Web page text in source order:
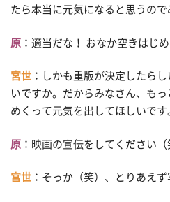
たら本当に元気になると思うので
原 ：適当だな！ おなか空きはじ
宮世 ：しかも重版が決定したら
いですか。だからみなさん、も
めくって元気を出してほしいです
原 ：映画の宣伝をしてください（
宮世 ：そっか（笑）、とりあえず